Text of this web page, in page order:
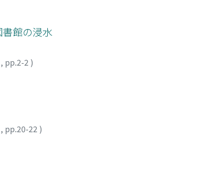
書館の浸水
, pp.2-2 )
, pp.20-22 )